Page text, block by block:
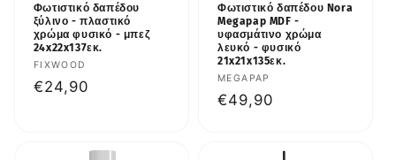
Φωτιστικό δαπέδου
ξύλινο - πλαστικό
χρώμα φυσικό - μπεζ
24x22x137εκ.
Προμηθευτής:
FIXWOOD
Κανονική
€24,90
Φωτιστικό δαπέδου Nora
Megapap MDF -
υφασμάτινο χρώμα
λευκό - φυσικό
21x21x135εκ.
Προμηθευτής:
MEGAPAP
Κανονική
€49,90